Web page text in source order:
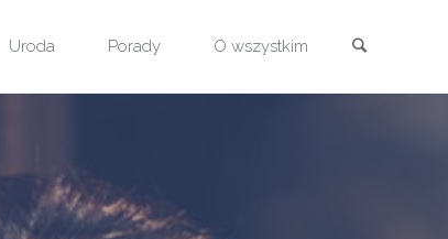
Uroda Porady O wszystkim